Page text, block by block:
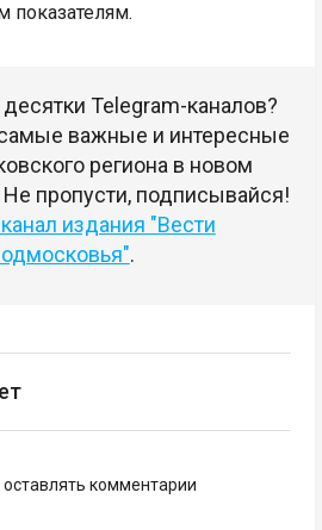
показателям.
Telegram-каналов?
важные и интересные
региона в новом
пропусти, подписывайся!
издания "Вести
.
комментарии